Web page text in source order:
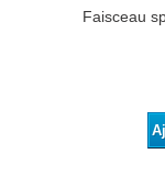
Faisceau